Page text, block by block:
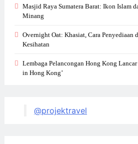
Masjid Raya Sumatera Barat: Ikon Islam
Minang
Overnight Oat: Khasiat, Cara Penyediaan
Kesihatan
Lembaga Pelancongan Hong Kong
in Hong Kong’
@projektravel